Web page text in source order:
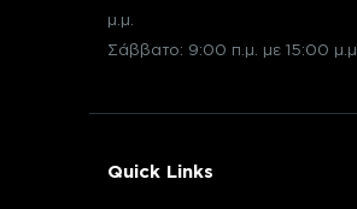
μ.μ.
Σάββατο: 9:00 π.μ. με 15:00 μ.μ.
Quick Links